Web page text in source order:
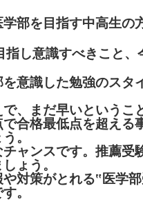
学部を目指す中高生の
指し意識すべきこと、
意識した勉強のスタ
、まだ早いというこ
合格最低点を超える
。
ャンスです。推薦受
ょう。
対策がとれる‟医学
。